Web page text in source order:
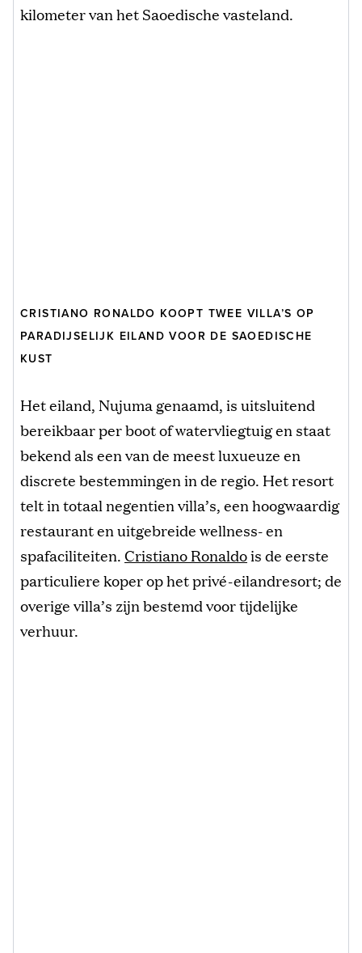
kilometer van het Saoedische vasteland.
CRISTIANO RONALDO KOOPT TWEE VILLA’S OP
PARADIJSELIJK EILAND VOOR DE SAOEDISCHE
KUST
Het eiland, Nujuma genaamd, is uitsluitend
bereikbaar per boot of watervliegtuig en staat
bekend als een van de meest luxueuze en
discrete bestemmingen in de regio. Het resort
telt in totaal negentien villa’s, een hoogwaardig
restaurant en uitgebreide wellness- en
spafaciliteiten.Cristiano Ronaldois de eerste
particuliere koper op het privé-eilandresort; de
overige villa’s zijn bestemd voor tijdelijke
verhuur.